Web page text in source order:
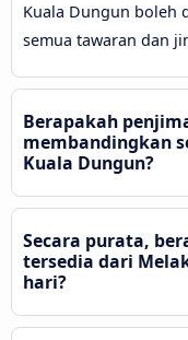
Kuala Dungun boleh
semua tawaran dan
Berapakah
membandingkan
Kuala Dungun?
Secara purata,
tersedia dari
hari?